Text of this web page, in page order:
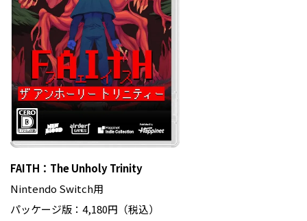
FAITH：The Unholy Trinity
Nintendo Switch用
パッケージ版：4,180円（税込）